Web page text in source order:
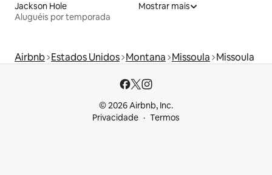
Jackson Hole
Aluguéis por temporada
Mostrar mais
Airbnb Estados Unidos Montana Missoula Missoula
© 2026 Airbnb, Inc.
Privacidade
Termos